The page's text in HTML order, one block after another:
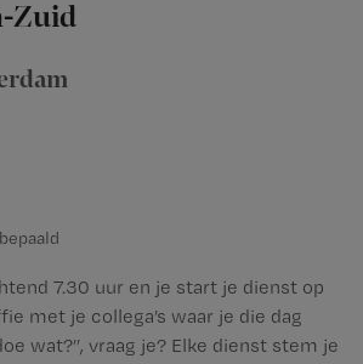
Zuid
7.30 uur en je start je dienst op
met je collega’s waar je die dag
wat?’’, vraag je? Elke dienst stem je